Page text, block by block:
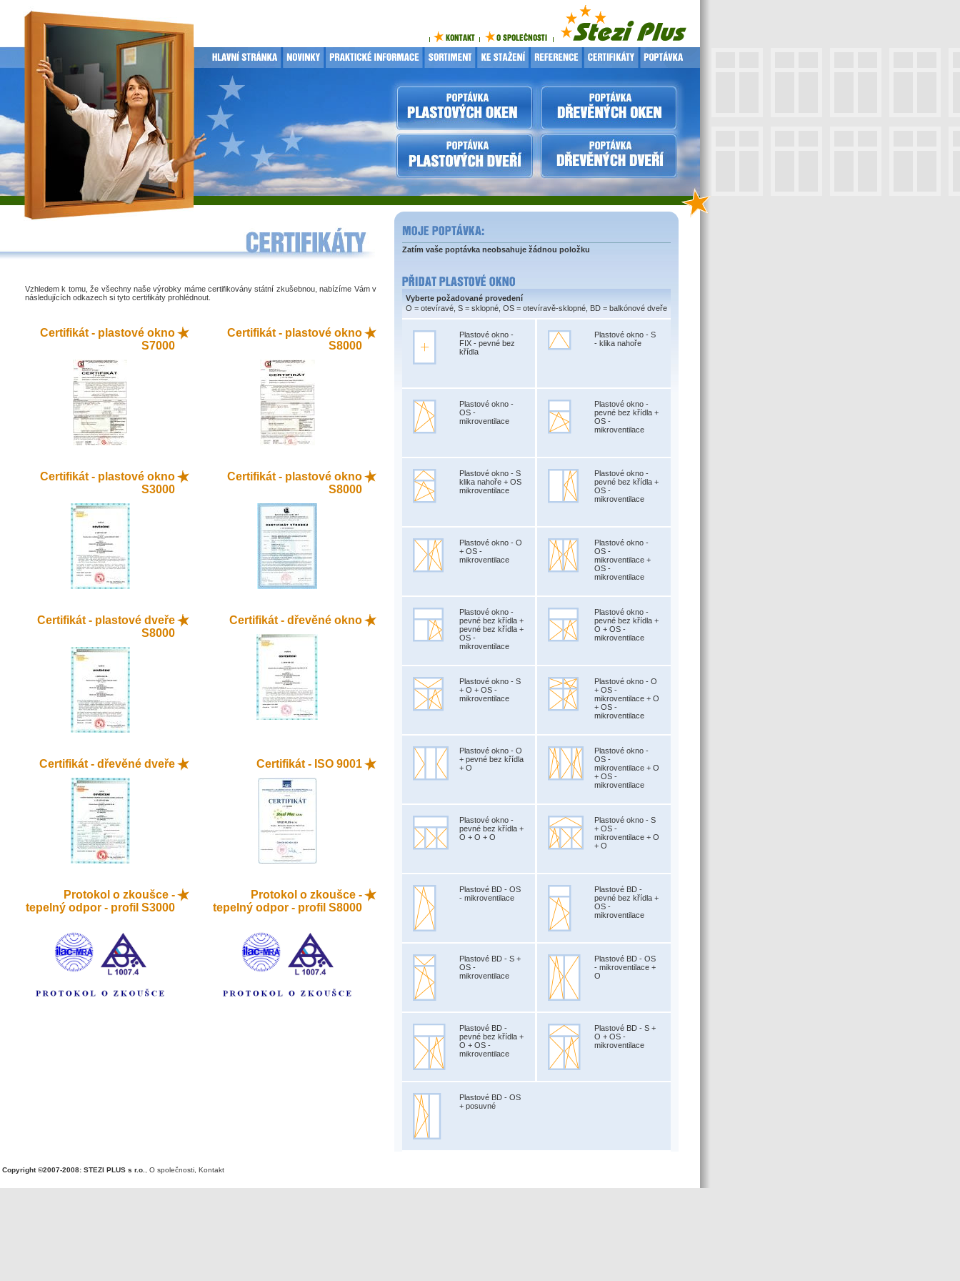
Vzhledem k tomu, že všechny naše výrobky máme certifikovány státní zkušebnou, nabízíme Vám v
následujících odkazech si tyto certifikáty prohlédnout.
Certifikát - plastové okno
S7000
Certifikát - plastové okno
S8000
Certifikát - plastové okno
S3000
Certifikát - plastové okno
S8000
Certifikát - plastové dveře
S8000
Certifikát - dřevěné okno
Certifikát - dřevěné dveře Certifikát - ISO 9001
Protokol o zkoušce -
tepelný odpor - profil S3000
Protokol o zkoušce -
tepelný odpor - profil S8000
Zatím vaše poptávka neobsahuje žádnou položku
Vyberte požadované provedení
O = otevíravé, S = sklopné, OS = otevíravě-sklopné, BD = balkónové dveře
Plastové okno -
FIX - pevné bez
křídla
Plastové okno - S
- klika nahoře
Plastové okno -
OS -
mikroventilace
Plastové okno -
pevné bez křídla +
OS -
mikroventilace
Plastové okno - S
klika nahoře + OS
mikroventilace
Plastové okno -
pevné bez křídla +
OS -
mikroventilace
Plastové okno - O
+ OS -
mikroventilace
Plastové okno -
OS -
mikroventilace +
OS -
mikroventilace
Plastové okno -
pevné bez křídla +
pevné bez křídla +
OS -
mikroventilace
Plastové okno -
pevné bez křídla +
O + OS -
mikroventilace
Plastové okno - S
+ O + OS -
mikroventilace
Plastové okno - O
+ OS -
mikroventilace + O
+ OS -
mikroventilace
Plastové okno - O
+ pevné bez křídla
+ O
Plastové okno -
OS -
mikroventilace + O
+ OS -
mikroventilace
Plastové okno -
pevné bez křídla +
O + O + O
Plastové okno - S
+ OS -
mikroventilace + O
+ O
Plastové BD - OS
- mikroventilace
Plastové BD -
pevné bez křídla +
OS -
mikroventilace
Plastové BD - S +
OS -
mikroventilace
Plastové BD - OS
- mikroventilace +
O
Plastové BD -
pevné bez křídla +
O + OS -
mikroventilace
Plastové BD - S +
O + OS -
mikroventilace
Plastové BD - OS
+ posuvné
Copyright ©2007-2008: STEZI PLUS s r.o. O společnosti Kontakt